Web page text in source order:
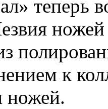
теперь
к
ножей.